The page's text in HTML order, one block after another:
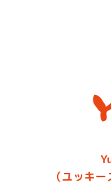
（ユッキ